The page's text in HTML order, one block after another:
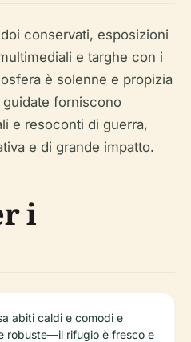
conservati, esposizioni
e targhe con i
è solenne e propizia
forniscono
e resoconti di guerra,
e di grande impatto.
i
abiti caldi e comodi e
robuste—il rifugio è fresco e